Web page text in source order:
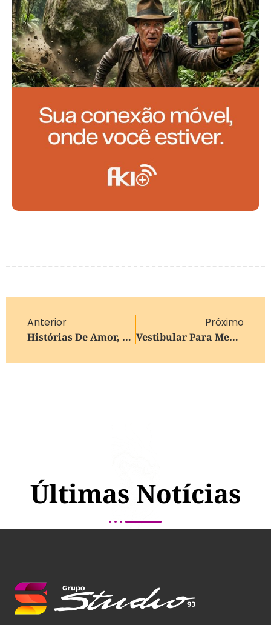
Anterior
Histórias De Amor, Memória, Música E Aventura Chegam À Tela Da Sala Ulysses Geremia
Próximo
Vestibular Para Medicina Da UCS Ocorre Neste Domingo
Últimas Notícias